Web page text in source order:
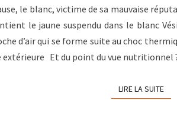
le blanc, victime de sa mauvaise
le jaune suspendu dans le blanc
d’air qui se forme suite au choc
Et du point du vue
LIRE LA SUITE